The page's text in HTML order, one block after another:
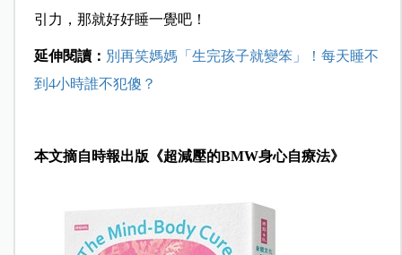
引力，那就好好睡一覺吧！
延伸閱讀： 別再笑媽媽「生完孩子就變笨」！每天睡不
到4小時誰不犯傻？
本文摘自時報出版《超減壓的BMW身心自療法》